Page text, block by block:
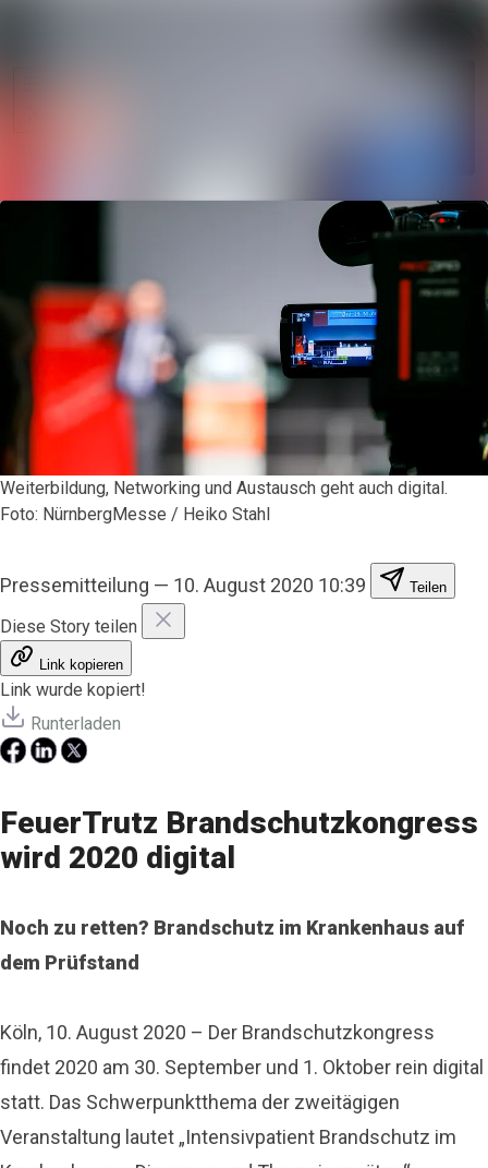
Weiterbildung, Networking und Austausch geht auch digital.
Foto: NürnbergMesse / Heiko Stahl
Pressemitteilung — 10. August 2020 10:39 Teilen
Diese Story teilen
Link kopieren
Link wurde kopiert!
Runterladen
FeuerTrutz Brandschutzkongress
wird 2020 digital
Noch zu retten? Brandschutz im Krankenhaus auf
dem Prüfstand
Köln, 10. August 2020 – Der Brandschutzkongress
findet 2020 am 30. September und 1. Oktober rein digital
statt. Das Schwerpunktthema der zweitägigen
Veranstaltung lautet „Intensivpatient Brandschutz im